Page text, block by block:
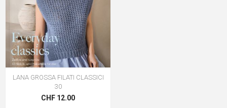
LANA GROSSA FILATI CLASSICI
30
CHF 12.00